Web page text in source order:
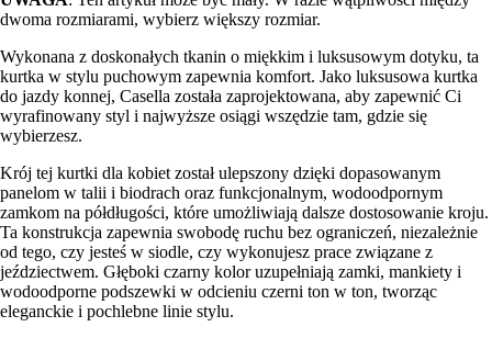
dwoma rozmiarami, wybierz większy rozmiar.
Wykonana z doskonałych tkanin o miękkim i luksusowym dotyku, ta
kurtka w stylu puchowym zapewnia komfort. Jako luksusowa kurtka
do jazdy konnej, Casella została zaprojektowana, aby zapewnić Ci
wyrafinowany styl i najwyższe osiągi wszędzie tam, gdzie się
wybierzesz.
Krój tej kurtki dla kobiet został ulepszony dzięki dopasowanym
panelom w talii i biodrach oraz funkcjonalnym, wodoodpornym
zamkom na półdługości, które umożliwiają dalsze dostosowanie kroju.
Ta konstrukcja zapewnia swobodę ruchu bez ograniczeń, niezależnie
od tego, czy jesteś w siodle, czy wykonujesz prace związane z
jeździectwem. Głęboki czarny kolor uzupełniają zamki, mankiety i
wodoodporne podszewki w odcieniu czerni ton w ton, tworząc
eleganckie i pochlebne linie stylu.